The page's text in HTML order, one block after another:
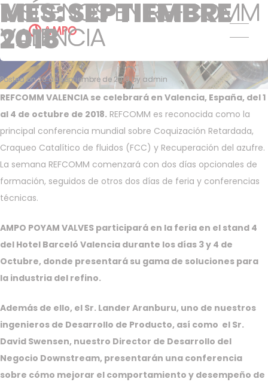
Servicios de formación
Servicios de mantenimiento
preventivo y predictivo
mantenimiento
AMPO FOUNDRY
MES:SEPTIEMBRE
2018
VISÍTENOS EN REFCOMM
VALENCIA
Posted on20 de septiembre de 2018by admin
REFCOMM VALENCIA se celebrará en Valencia, España, del 1
al 4 de octubre de 2018. REFCOMM es reconocida como la
principal conferencia mundial sobre Coquización Retardada,
Craqueo Catalítico de fluidos (FCC) y Recuperación del azufre.
La semana REFCOMM comenzará con dos días opcionales de
formación, seguidos de otros dos días de feria y conferencias
técnicas.
AMPO POYAM VALVES participará en la feria en el stand 4
del Hotel Barceló Valencia durante los días 3 y 4 de
Octubre, donde presentará su gama de soluciones para
la industria del refino.
Además de ello, el Sr. Lander Aranburu, uno de nuestros
ingenieros de Desarrollo de Producto, así como el Sr.
David Swensen, nuestro Director de Desarrollo del
Negocio Downstream, presentarán una conferencia
sobre cómo mejorar el comportamiento y desempeño de
VISÍTENOS EN REFCOMM
VALENCIA
Posted on20 de septiembre de 2018by admin